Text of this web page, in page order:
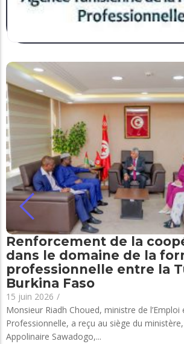
Renforcement de la
dans le domaine de la
professionnelle entre la
Burkina Faso
15 juin 2026 /
Monsieur Riadh Choued, ministre de
Professionnelle, a reçu au siège du
Appolinaire Sawadogo,...